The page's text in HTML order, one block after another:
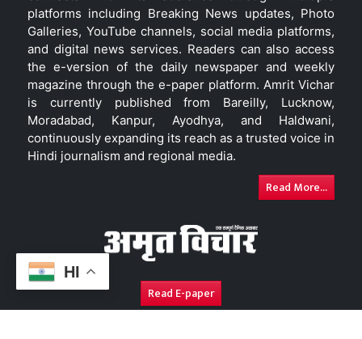
HI
platforms including Breaking News updates, Photo
Galleries, YouTube channels, social media platforms,
and digital news services. Readers can also access
the e-version of the daily newspaper and weekly
magazine through the e-paper platform. Amrit Vichar
is currently published from Bareilly, Lucknow,
Moradabad, Kanpur, Ayodhya, and Haldwani,
continuously expanding its reach as a trusted voice in
Hindi journalism and regional media.
Read More...
Read E-paper